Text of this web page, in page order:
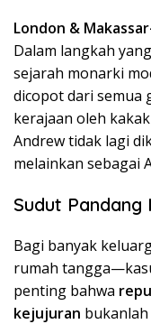
London &
Dalam langkah
sejarah monarki
dicopot dari semua
kerajaan oleh
Andrew tidak lagi
melainkan sebagai
Sudut
Bagi banyak
rumah
penting bahwa
kejujuran